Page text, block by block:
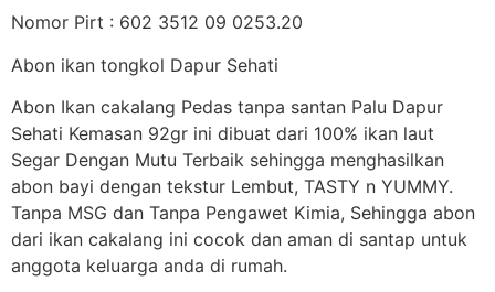
Nomor Pirt : 602 3512 09 0253.20
Abon ikan tongkol Dapur Sehati
Abon Ikan cakalang Pedas tanpa santan Palu Dapur
Sehati Kemasan 92gr ini dibuat dari 100% ikan laut
Segar Dengan Mutu Terbaik sehingga menghasilkan
abon bayi dengan tekstur Lembut, TASTY n YUMMY.
Tanpa MSG dan Tanpa Pengawet Kimia, Sehingga abon
dari ikan cakalang ini cocok dan aman di santap untuk
anggota keluarga anda di rumah.